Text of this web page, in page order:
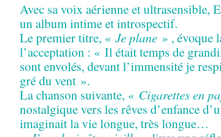
Avec sa voix aérienne et ultrasensible,
un album intime et introspectif.
Le premier titre, « Je plane » , évoque
l’acceptation : « Il était temps de
sont envolés, devant l’immensité je
gré du vent ».
La chanson suivante, « Cigarettes en
nostalgique vers les rêves d’enfance
imaginait la vie longue, très longue…